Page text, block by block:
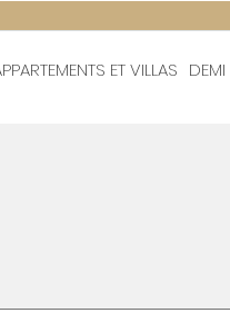
ET VILLAS